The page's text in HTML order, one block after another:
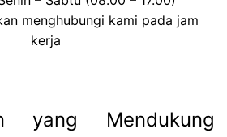
menghubungi kami pada jam
kerja
yang Mendukung